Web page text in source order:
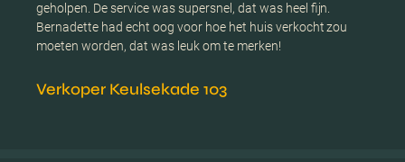
geholpen. De service was supersnel, dat was heel fijn.
Bernadette had echt oog voor hoe het huis verkocht zou
moeten worden, dat was leuk om te merken!
Verkoper Keulsekade 103